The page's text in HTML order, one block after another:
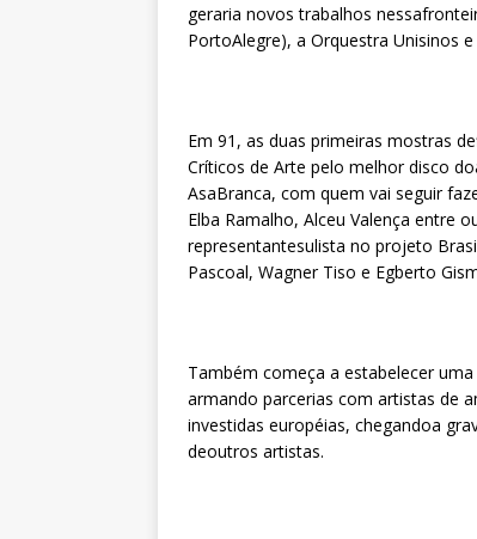
geraria novos trabalhos
PortoAlegre), a Orquestra Unisinos
Em 91, as duas primeiras mostras
Críticos de Arte pelo melhor disco
AsaBranca, com quem vai seguir
Elba Ramalho, Alceu Valença entre
representantesulista no projeto
Pascoal, Wagner Tiso e Egberto
Também começa a estabelecer
armando parcerias com artistas de
investidas européias, chegandoa
deoutros artistas.